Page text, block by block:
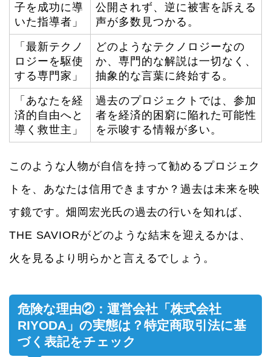
子を成功に導
いた指導者」
公開されず、逆に被害を訴える
声が多数見つかる。
「最新テクノ
ロジーを駆使
する専門家」
どのようなテクノロジーなの
か、専門的な解説は一切なく、
抽象的な言葉に終始する。
「あなたを経
済的自由へと
導く救世主」
過去のプロジェクトでは、参加
者を経済的困窮に陥れた可能性
を示唆する情報が多い。
このような人物が自信を持って勧めるプロジェク
トを、あなたは信用できますか？過去は未来を映
す鏡です。畑岡宏光氏の過去の行いを知れば、
THE SAVIORがどのような結末を迎えるかは、
火を見るより明らかと言えるでしょう。
危険な理由②：運営会社「株式会社
RIYODA」の実態は？特定商取引法に基
づく表記をチェック